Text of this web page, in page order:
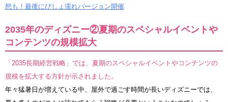
想も！最後にびしょ濡れバージョン開催
2035年のディズニー②夏期のスペシャルイベントや
コンテンツの規模拡大
「2035長期経営戦略」では、夏期のスペシャルイベントやコンテンツの
規模を拡大する方針が示されました。
年々猛暑日が増えている中、屋外で過ごす時間が長いディズニーでは、